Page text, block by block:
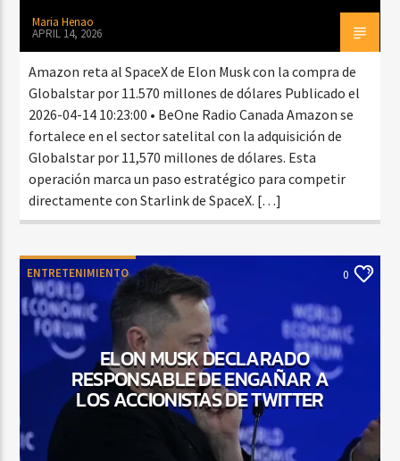
Maria Henao
APRIL 14, 2026
Amazon reta al SpaceX de Elon Musk con la compra de
Globalstar por 11.570 millones de dólares Publicado el
2026-04-14 10:23:00 • BeOne Radio Canada Amazon se
fortalece en el sector satelital con la adquisición de
Globalstar por 11,570 millones de dólares. Esta
operación marca un paso estratégico para competir
directamente con Starlink de SpaceX. […]
ENTRETENIMIENTO 0
ELON MUSK DECLARADO
RESPONSABLE DE ENGAÑAR A
LOS ACCIONISTAS DE TWITTER